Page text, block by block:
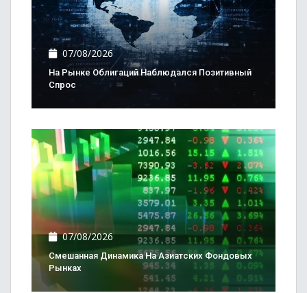
07/08/2026
На Рынке Облигаций Наблюдался Позитивный
Спрос
07/08/2026
Смешанная Динамика На Азиатских Фондовых
Рынках